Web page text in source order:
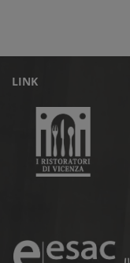
LINK